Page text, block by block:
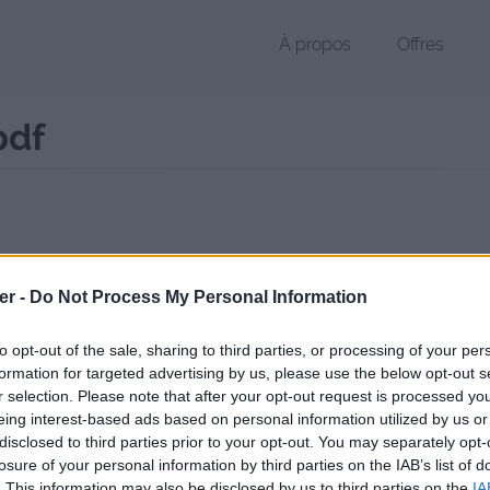
- Do Not Process My Personal Information
opt-out of the sale, sharing to third parties, or processing of your
for targeted advertising by us, please use the below opt-out
selection. Please note that after your opt-out request is processed
interest-based ads based on personal information utilized by us
to third parties prior to your opt-out. You may separately
of your personal information by third parties on the IAB’s list of
À propos Offres
public, envoyé le 23 juin 2017 à 21:06, depuis l'adresse IP
page de téléchargement a été vue 1039 fois depuis l'envoi du
fichier.fr/2017/06/23/devenez-votre-boss/ Copier
Votre Boss.pdf sur le Web et les